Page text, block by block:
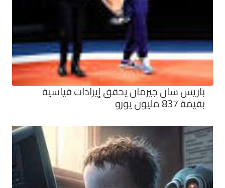
باريس سان جيرمان يحقق إيرادات قياسية
بقيمة 837 مليون يورو